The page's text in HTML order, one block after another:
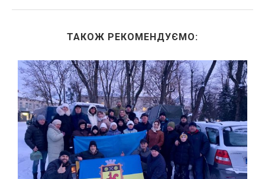
ТАКОЖ РЕКОМЕНДУЄМО: